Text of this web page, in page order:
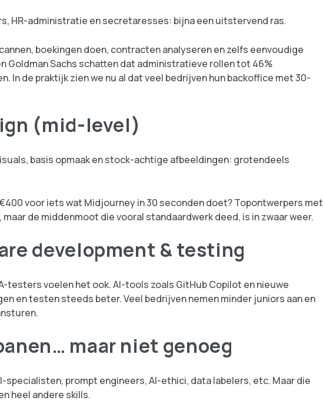
HR-administratie en secretaresses: bijna een uitstervend ras.
boekingen doen, contracten analyseren en zelfs eenvoudige
Goldman Sachs schatten dat administratieve rollen tot 46%
In de praktijk zien we nu al dat veel bedrijven hun backoffice met 30-
(mid-level)
basis opmaak en stock-achtige afbeeldingen: grotendeels
voor iets wat Midjourney in 30 seconden doet? Topontwerpers met
de middenmoot die vooral standaardwerk deed, is in zwaar weer.
development & testing
testers voelen het ook. AI-tools zoals GitHub Copilot en nieuwe
en testen steeds beter. Veel bedrijven nemen minder juniors aan en
maar niet genoeg
specialisten, prompt engineers, AI-ethici, data labelers, etc. Maar die
heel andere skills.